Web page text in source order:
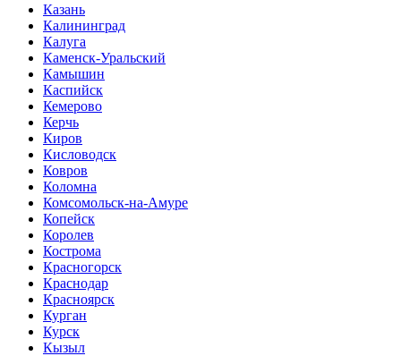
Казань
Калининград
Калуга
Каменск-Уральский
Камышин
Каспийск
Кемерово
Керчь
Киров
Кисловодск
Ковров
Коломна
Комсомольск-на-Амуре
Копейск
Королев
Кострома
Красногорск
Краснодар
Красноярск
Курган
Курск
Кызыл